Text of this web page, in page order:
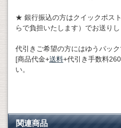
★ 銀行振込の方はクイックポス
らで負担いたします）でお送りし
代引きご希望の方にはゆうパック
[商品代金+送料+代引き手数料
い。
関連商品